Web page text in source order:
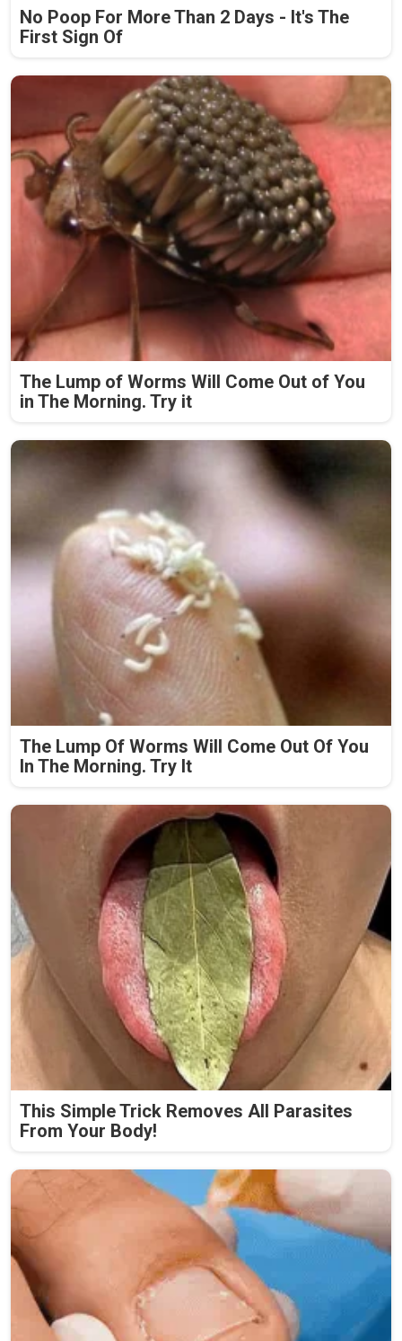
No Poop For More Than 2 Days - It's The
First Sign Of
The Lump of Worms Will Come Out of You
in The Morning. Try it
The Lump Of Worms Will Come Out Of You
In The Morning. Try It
This Simple Trick Removes All Parasites
From Your Body!